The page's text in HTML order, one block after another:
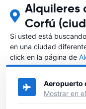
Alquileres
Corfú
Si usted está
en una ciudad
click en la página de
podrá elegir en qué
Aeropuerto
Mostrar en